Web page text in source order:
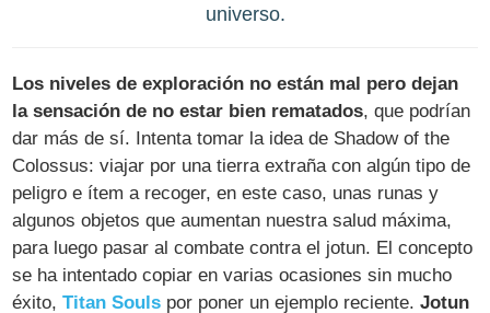
universo.
Los niveles de exploración no están mal pero dejan
la sensación de no estar bien rematados, que podrían
dar más de sí. Intenta tomar la idea de Shadow of the
Colossus: viajar por una tierra extraña con algún tipo de
peligro e ítem a recoger, en este caso, unas runas y
algunos objetos que aumentan nuestra salud máxima,
para luego pasar al combate contra el jotun. El concepto
se ha intentado copiar en varias ocasiones sin mucho
éxito,Titan Souls por poner un ejemplo reciente.Jotun